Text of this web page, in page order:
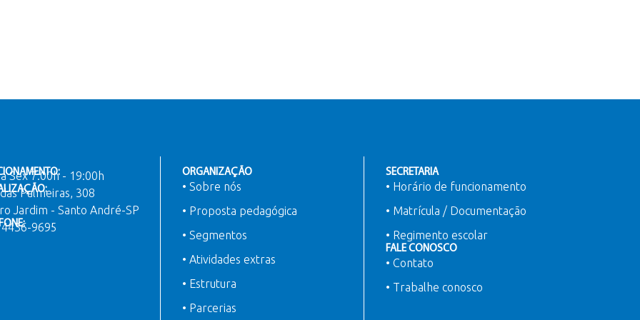
Sex 7:00h - 19:00h
Palmeiras, 308
Jardim - Santo André-SP
9695
ORGANIZAÇÃO
• Sobre nós
• Proposta pedagógica
• Segmentos
• Atividades extras
• Estrutura
• Parcerias
SECRETARIA
• Horário de funcionamento
• Matrícula / Documentação
• Regimento escolar
FALE CONOSCO
• Contato
• Trabalhe conosco